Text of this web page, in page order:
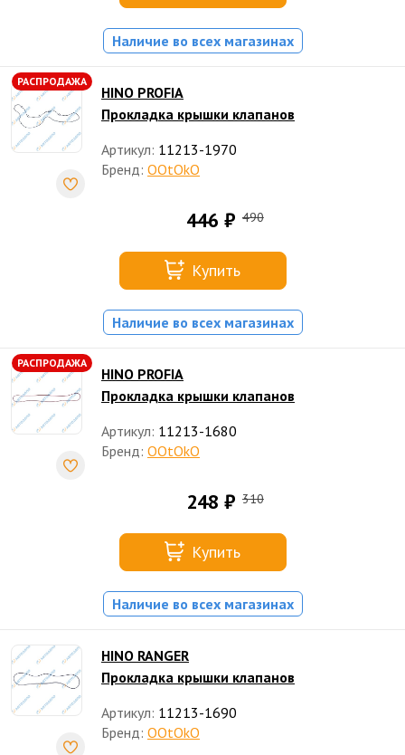
Наличие во всех магазинах
РАСПРОДАЖА
HINO PROFIA
Прокладка крышки клапанов
Артикул: 11213-1970
Бренд: OOtOkO
446 ₽ 490
Купить
Наличие во всех магазинах
РАСПРОДАЖА
HINO PROFIA
Прокладка крышки клапанов
Артикул: 11213-1680
Бренд: OOtOkO
248 ₽ 310
Купить
Наличие во всех магазинах
HINO RANGER
Прокладка крышки клапанов
Артикул: 11213-1690
Бренд: OOtOkO